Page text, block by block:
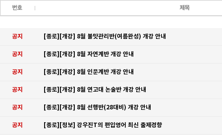
공지 [종로][개강] 8월 불맛관리반(여름완성) 개강 안내
공지 [종로][개강] 8월 자연계반 개강 안내
공지 [종로][개강] 8월 인문계반 개강 안내
공지 [종로][개강] 8월 연고대 논술반 개강 안내
공지 [종로][개강] 8월 선행반(28대비) 개강 안내
공지 [종로][정보] 강우진T의 편입영어 최신 출제경향